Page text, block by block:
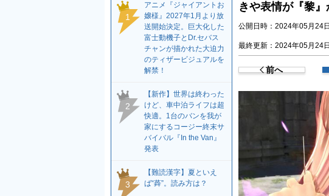
きや表情が『黎
公開日時：2024年05月24
最終更新：2024年05月24
前へ
1
アニメ『ジャイアントお
嬢様』2027年1月より放
送開始決定。巨大化した
富士動機子とDr.セバス
チャンが描かれた大迫力
のティザービジュアルを
解禁！
2
【新作】世界は終わった
けど、車中泊ライフは超
快適。1台のバンを我が
家にするコージー終末サ
バイバル『In the Van』
発表
3
【難読漢字】夏といえ
ば“蕣”。読み方は？